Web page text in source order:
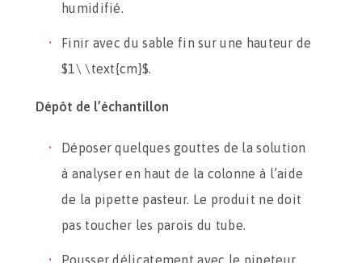
humidifié.
Finir avec du sable fin sur une hauteur de
$1\ \text{cm}$.
Dépôt de l’échantillon
Déposer quelques gouttes de la solution
à analyser en haut de la colonne à l’aide
de la pipette pasteur. Le produit ne doit
pas toucher les parois du tube.
Pousser délicatement avec le pipeteur